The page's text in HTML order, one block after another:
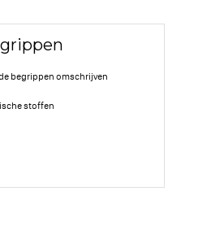
begrippen omschrijven
stoffen